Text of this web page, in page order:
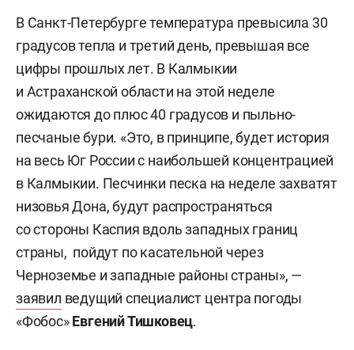
В Санкт-Петербурге температура превысила 30
градусов тепла и третий день, превышая все
цифры прошлых лет. В Калмыкии
и Астраханской области на этой неделе
ожидаются до плюс 40 градусов и пыльно-
песчаные бури. «Это, в принципе, будет история
на весь Юг России с наибольшей концентрацией
в Калмыкии. Песчинки песка на неделе захватят
низовья Дона, будут распространяться
со стороны Каспия вдоль западных границ
страны, пойдут по касательной через
Черноземье и западные районы страны», —
заявил ведущий специалист центра погоды
«Фобос»Евгений Тишковец.